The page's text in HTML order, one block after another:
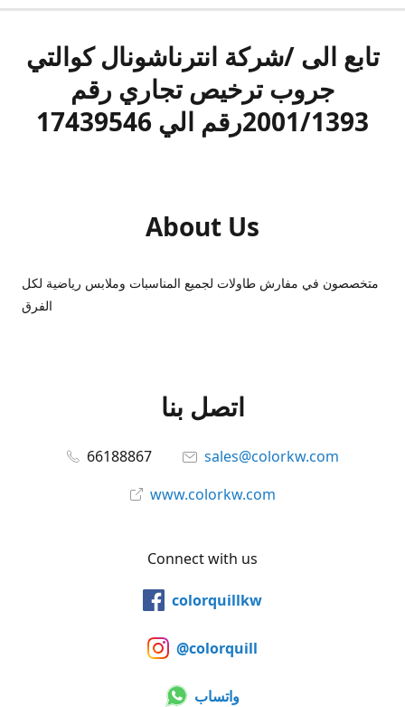
تابع الى /شركة انترناشونال كوالتي
جروب ترخيص تجاري رقم
2001/1393رقم الي 17439546
About Us
متخصصون في مفارش طاولات لجميع المناسبات وملابس رياضية لكل
الفرق
اتصل بنا
66188867
sales@colorkw.com
www.colorkw.com
Connect with us
colorquillkw
@colorquill
واتساب